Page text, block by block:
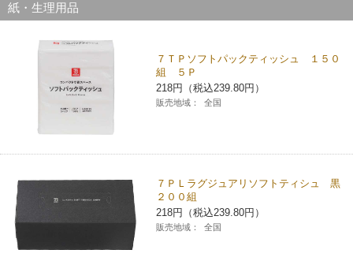
紙・生理用品
７ＴＰソフトパックティッシュ １５０
組 ５Ｐ
218円（税込239.80円）
販売地域： 全国
７ＰＬラグジュアリソフトティシュ 黒
２００組
218円（税込239.80円）
販売地域： 全国